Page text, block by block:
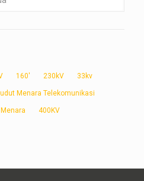
160' 230kV 33kv
Menara Telekomunikasi
400KV